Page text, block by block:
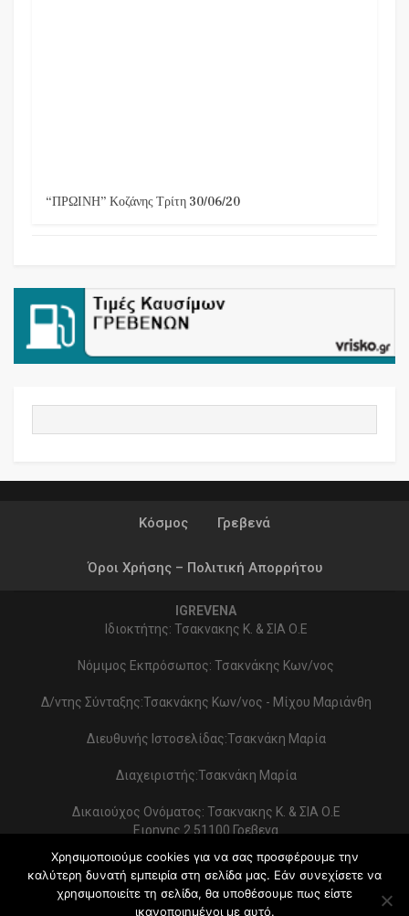
“ΠΡΩΙΝΗ” Κοζάνης Τρίτη 30/06/20
Κόσμος Γρεβενά
Όροι Χρήσης – Πολιτική Απορρήτου
IGREVENA
Ιδιοκτήτης: Τσακνακης Κ. & ΣΙΑ Ο.Ε
Νόμιμος Εκπρόσωπος: Τσακνάκης Κων/νος
Δ/ντης Σύνταξης:Τσακνάκης Κων/νος - Μίχου Μαριάνθη
Διευθυνής Ιστοσελίδας:Τσακνάκη Μαρία
Διαχειριστής:Τσακνάκη Μαρία
Δικαιούχος Ονόματος: Τσακνακης Κ. & ΣΙΑ Ο.Ε
Ειρηνης 2 51100 Γρεβενα
Στοιχεία επικοινωνίας:
2462022086 - typoekdotikh@gmail.com
Κατασκευή Ιστοσελίδας:
PrimeWebify
Χρησιμοποιούμε cookies για να σας προσφέρουμε την
καλύτερη δυνατή εμπειρία στη σελίδα μας. Εάν συνεχίσετε να
χρησιμοποιείτε τη σελίδα, θα υποθέσουμε πως είστε
ικανοποιημένοι με αυτό.